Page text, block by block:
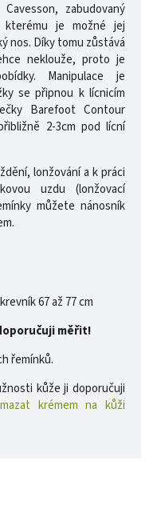
zabudovaný
je možné jej
nos. Díky tomu zůstává
neklouže, proto je
Manipulace je
se připnou k lícnicím
Barefoot Contour
2-3cm pod lícní
lonžování a k práci
uzdu (lonžovací
můžete nánosník
67 až 77 cm
měřit!
řemínků.
kůže ji doporučuji
krémem na kůži